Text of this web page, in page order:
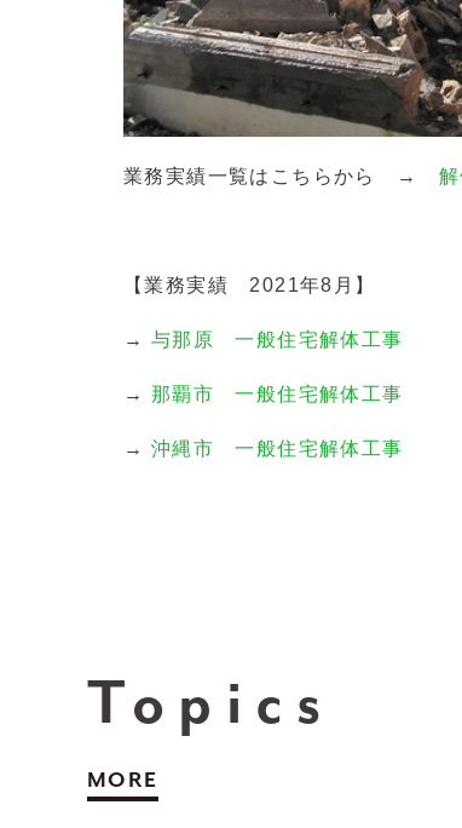
業務実績一覧はこちらから →
【業務実績 2021年8月】
→ 与那原 一般住宅解体工事
→ 那覇市 一般住宅解体工事
→ 沖縄市 一般住宅解体工事
Topics
MORE